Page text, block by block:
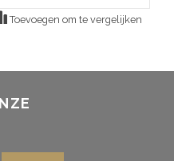
Toevoegen om te vergelijken